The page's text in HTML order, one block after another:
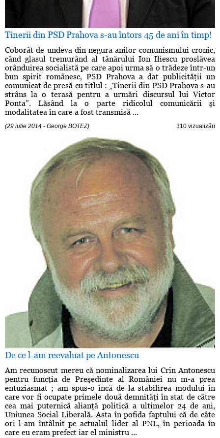
Tinerii din PSD Prahova s-au întors 45 de ani în timp!
Coborât de undeva din negura anilor comunismului cronic,
când glasul tremurând al tânărului Ion Iliescu proslăvea
orânduirea socialistă pe care apoi urma să o trădeze într-un
bun spirit românesc, PSD Prahova a dat publicităţii un
comunicat de presă cu titlul : „Tinerii din PSD Prahova s-au
strâns la o terasă pentru a urmări discursul lui Victor
Ponta”. Lăsând la o parte ridicolul comunicării şi
modalitatea în care a fost transmisă ...
(29 iulie 2014 - George BOTEZ) 310 vizualizări
De ce l-am reevaluat pe Antonescu
Am recunoscut mereu că nominalizarea lui Crin Antonescu
pentru funcţia de Preşedinte al României nu m-a prea
entuziasmat ; am spus-o încă de la stabilirea modului în
care vor fi ocupate primele două demnităţi în stat de către
cea mai puternică alianţă politică a ultimelor 24 de ani,
Uniunea Social Liberală. Asta în pofida faptului că de câte
ori l-am întâlnit pe actualul lider al PNL, în perioada în
care eu eram prefect iar el ministru ...